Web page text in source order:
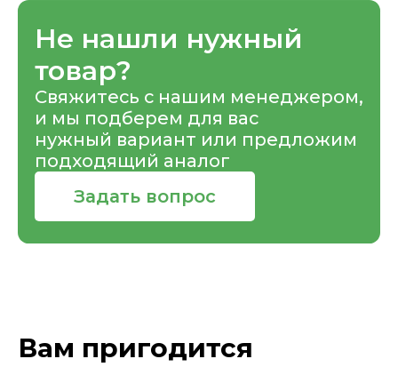
Не нашли нужный
товар?
Свяжитесь с нашим менеджером,
и мы подберем для вас
нужный вариант или предложим
подходящий аналог
Задать вопрос
Вам пригодится